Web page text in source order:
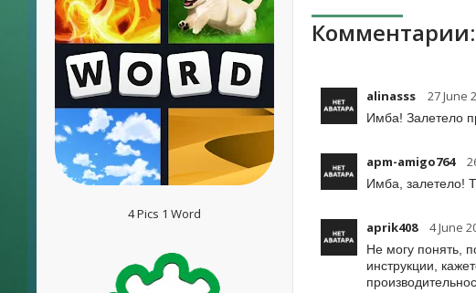
4 Pics 1 Word
Комментарии:
alinasss 27 June
Имба! Залетело
apm-amigo764
Имба, залетело!
aprik408 4 June
Не могу понять,
инструкции,